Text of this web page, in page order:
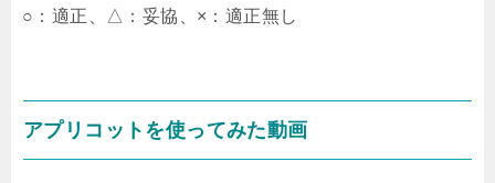
○：適正、△：妥協、×：適正無し
アプリコットを使ってみた動画